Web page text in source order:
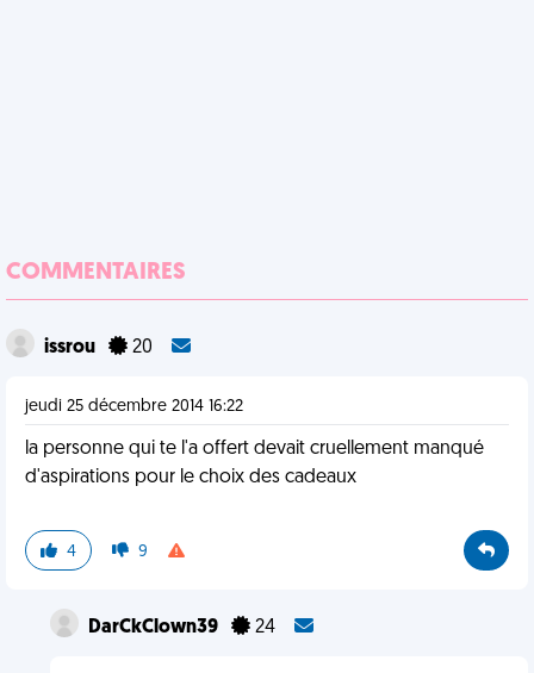
COMMENTAIRES
issrou 20
jeudi 25 décembre 2014 16:22
la personne qui te l'a offert devait cruellement manqué
d'aspirations pour le choix des cadeaux
4 9
DarCkClown39 24